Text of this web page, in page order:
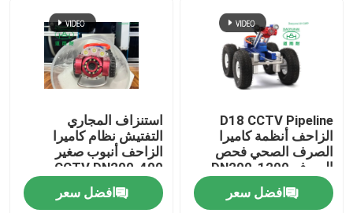
D18 CCTV Pipeline
الزاحف أنظمة كاميرا
الصرف الصحي فحص
الصرف DN200-1200
افضل سعر
استنزاف المجاري
التفتيش نظام كاميرا
الزاحف أنبوب صغير
CCTV DN200-400
افضل سعر